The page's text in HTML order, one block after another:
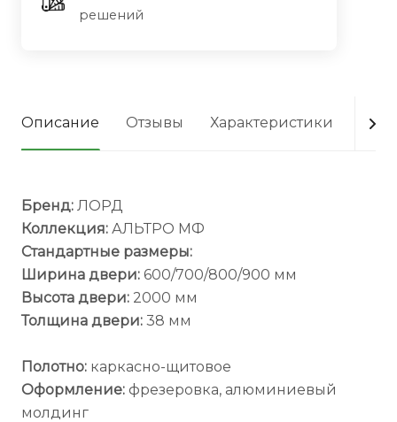
решений
Описание Отзывы Характеристики
Бренд: ЛОРД
Коллекция: АЛЬТРО МФ
Стандартные размеры:
Ширина двери: 600/700/800/900 мм
Высота двери: 2000 мм
Толщина двери: 38 мм
Полотно: каркасно-щитовое
Оформление: фрезеровка, алюминиевый
молдинг